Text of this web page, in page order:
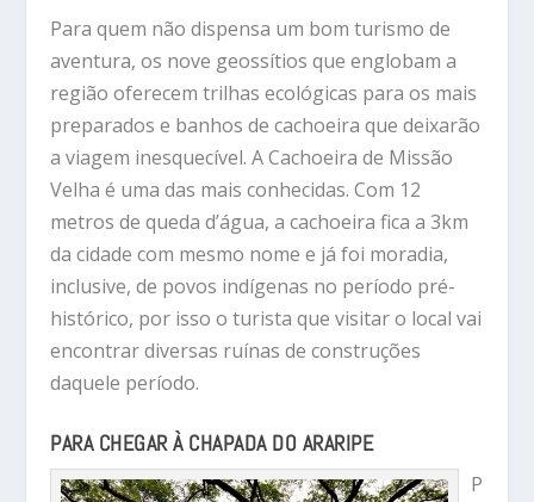
Para quem não dispensa um bom turismo de
aventura, os nove geossítios que englobam a
região oferecem trilhas ecológicas para os mais
preparados e banhos de cachoeira que deixarão
a viagem inesquecível. A Cachoeira de Missão
Velha é uma das mais conhecidas. Com 12
metros de queda d’água, a cachoeira fica a 3km
da cidade com mesmo nome e já foi moradia,
inclusive, de povos indígenas no período pré-
histórico, por isso o turista que visitar o local vai
encontrar diversas ruínas de construções
daquele período.
PARA CHEGAR À CHAPADA DO ARARIPE
P